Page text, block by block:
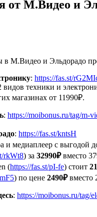
от М.Видео и
в М.Видео и Эльдорадо
: https://fas.st/
видов техники и
магазинах от 11990₽.
: https://moibonus.ru/tag/m-
: https://fas.st/kntsH
и медиаплеер с
rkWt8) за 32990₽вместо
(https://fas.st/pI-fe) стоит
) по цене 2490₽вместо
: https://moibonus.ru/tag/